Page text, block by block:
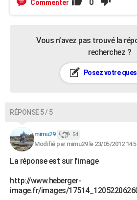
Commenter 0
Vous n’avez pas trouvé la
recherchez ?
Posez votre
RÉPONSE 5 / 5
mimu29 54
Modifié par mimu29 le 23/05/2012
La réponse est sur l'image
http://www.heberger-
image.fr/images/